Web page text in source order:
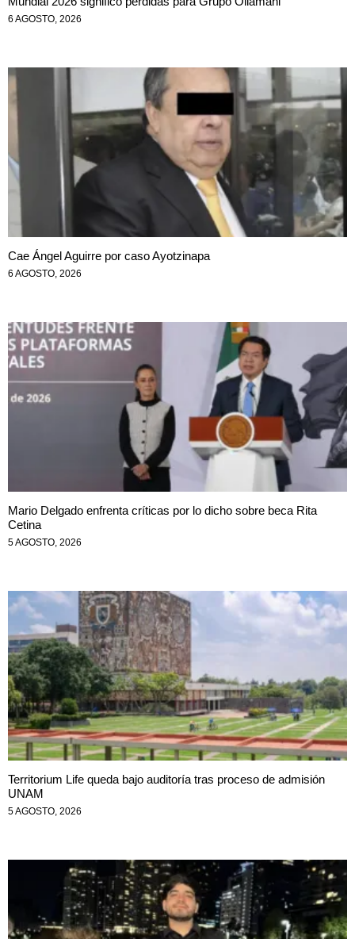
6 AGOSTO, 2026
Cae Ángel Aguirre por caso Ayotzinapa
6 AGOSTO, 2026
Mario Delgado enfrenta críticas por lo dicho sobre beca Rita
Cetina
5 AGOSTO, 2026
Territorium Life queda bajo auditoría tras proceso de admisión
UNAM
5 AGOSTO, 2026